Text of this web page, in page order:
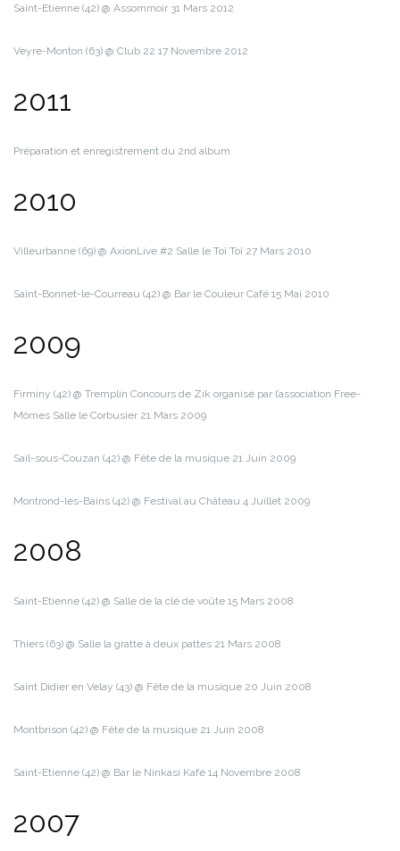
Saint-Etienne (42) @ Assommoir 31 Mars 2012
Veyre-Monton (63) @ Club 22 17 Novembre 2012
2011
Préparation et enregistrement du 2nd album
2010
Villeurbanne (69) @ AxionLive #2 Salle le Toï Toï 27 Mars 2010
Saint-Bonnet-le-Courreau (42) @ Bar le Couleur Café 15 Mai 2010
2009
Firminy (42) @ Tremplin Concours de Zik organisé par l’association Free-
Mômes Salle le Corbusier 21 Mars 2009
Sail-sous-Couzan (42) @ Fête de la musique 21 Juin 2009
Montrond-les-Bains (42) @ Festival au Château 4 Juillet 2009
2008
Saint-Etienne (42) @ Salle de la clé de voûte 15 Mars 2008
Thiers (63) @ Salle la gratte à deux pattes 21 Mars 2008
Saint Didier en Velay (43) @ Fête de la musique 20 Juin 2008
Montbrison (42) @ Fête de la musique 21 Juin 2008
Saint-Etienne (42) @ Bar le Ninkasi Kafé 14 Novembre 2008
2007